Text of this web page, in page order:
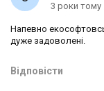
3 роки тому
Напевно
дуже задоволені.
Відповісти